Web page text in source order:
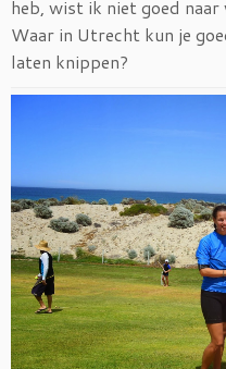
heb, wist ik niet goed
Waar in Utrecht kun je
laten knippen?